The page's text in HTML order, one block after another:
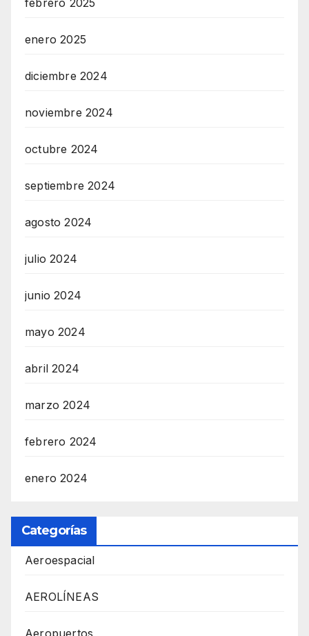
enero 2025
diciembre 2024
noviembre 2024
octubre 2024
septiembre 2024
agosto 2024
julio 2024
junio 2024
mayo 2024
abril 2024
marzo 2024
febrero 2024
enero 2024
Categorías
Aeroespacial
AEROLÍNEAS
Aeropuertos